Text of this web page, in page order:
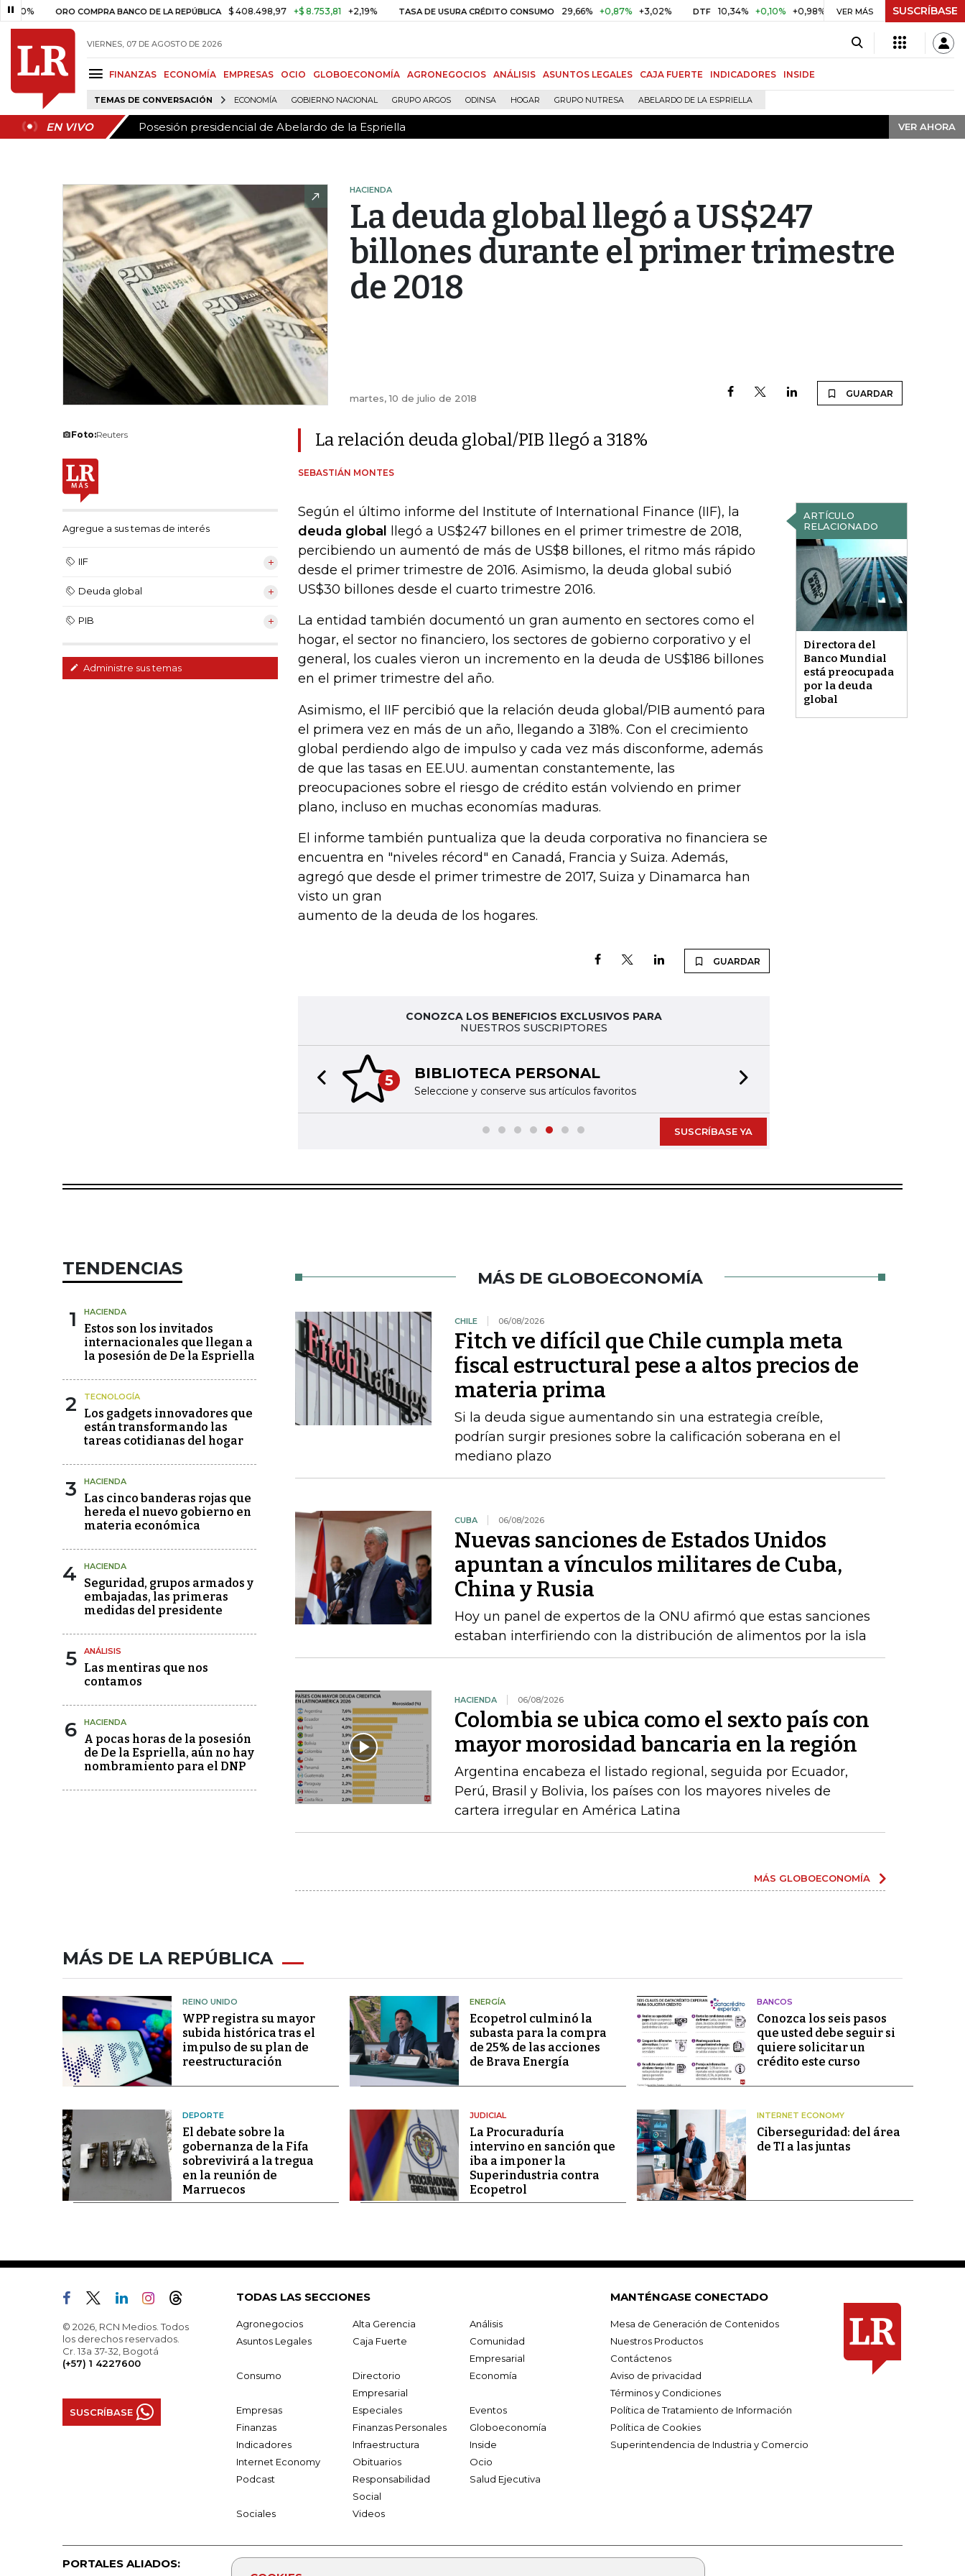
ORO COMPRA BANCO DE LA REPÚBLICA $ 408.498,97 +$ 8.753,81 +2,19% TASA DE USURA CRÉDITO CONSUMO 29,66% +0,87% +3,02% DTF 10,34% +0,10% +0,98% UVR $ 416,91 +$ 0,05 +0,01%
VER MÁS SUSCRÍBASE
VIERNES, 07 DE AGOSTO DE 2026
FINANZAS ECONOMÍA EMPRESAS OCIO GLOBOECONOMÍA AGRONEGOCIOS ANÁLISIS ASUNTOS LEGALES CAJA FUERTE INDICADORES INSIDE
TEMAS DE CONVERSACIÓN ECONOMÍA GOBIERNO NACIONAL GRUPO ARGOS ODINSA HOGAR GRUPO NUTRESA ABELARDO DE LA ESPRIELLA
EN VIVO Posesión presidencial de Abelardo de la Espriella VER AHORA
EN VIVO Posesión presidencial de Abelardo de la Espriella VER AHORA
HACIENDA
La deuda global llegó a US$247
billones durante el primer trimestre
de 2018
martes, 10 de julio de 2018 GUARDAR
Foto:Reuters
Agregue a sus temas de interés
IIF
Deuda global
PIB
Administre sus temas
La relación deuda global/PIB llegó a 318%
SEBASTIÁN MONTES
ARTÍCULO
RELACIONADO
Directora del
Banco Mundial
está preocupada
por la deuda
global
Según el último informe del Institute of International Finance (IIF), la
deuda global
llegó a US$247 billones en el primer trimestre de 2018,
percibiendo un aumentó de más de US$8 billones, el ritmo más rápido
desde el primer trimestre de 2016. Asimismo, la deuda global subió
US$30 billones desde el cuarto trimestre 2016.
La entidad también documentó un gran aumento en sectores como el
hogar, el sector no financiero, los sectores de gobierno corporativo y el
general, los cuales vieron un incremento en la deuda de US$186 billones
en el primer trimestre del año.
Asimismo, el IIF percibió que la relación deuda global/PIB aumentó para
el primera vez en más de un año, llegando a 318%. Con el crecimiento
global perdiendo algo de impulso y cada vez más disconforme, además
de que las tasas en EE.UU. aumentan constantemente, las
preocupaciones sobre el riesgo de crédito están volviendo en primer
plano, incluso en muchas economías maduras.
El informe también puntualiza que la deuda corporativa no financiera se
encuentra en "niveles récord" en Canadá, Francia y Suiza. Además,
agregó que desde el primer trimestre de 2017, Suiza y Dinamarca han
visto un gran
aumento de la deuda de los hogares.
GUARDAR
CONOZCA LOS BENEFICIOS EXCLUSIVOS PARA
NUESTROS SUSCRIPTORES
5 BIBLIOTECA PERSONAL
Seleccione y conserve sus artículos favoritos
Previous slide
SUSCRÍBASE YA
TENDENCIAS
1 HACIENDA
Estos son los invitados
internacionales que llegan a
la posesión de De la Espriella
2 TECNOLOGÍA
Los gadgets innovadores que
están transformando las
tareas cotidianas del hogar
3 HACIENDA
Las cinco banderas rojas que
hereda el nuevo gobierno en
materia económica
4 HACIENDA
Seguridad, grupos armados y
embajadas, las primeras
medidas del presidente
5 ANÁLISIS
Las mentiras que nos
contamos
6 HACIENDA
A pocas horas de la posesión
de De la Espriella, aún no hay
nombramiento para el DNP
MÁS DE GLOBOECONOMÍA
CHILE 06/08/2026
Fitch ve difícil que Chile cumpla meta
fiscal estructural pese a altos precios de
materia prima
Si la deuda sigue aumentando sin una estrategia creíble,
podrían surgir presiones sobre la calificación soberana en el
mediano plazo
CUBA 06/08/2026
Nuevas sanciones de Estados Unidos
apuntan a vínculos militares de Cuba,
China y Rusia
Hoy un panel de expertos de la ONU afirmó que estas sanciones
estaban interfiriendo con la distribución de alimentos por la isla
HACIENDA 06/08/2026
Colombia se ubica como el sexto país con
mayor morosidad bancaria en la región
Argentina encabeza el listado regional, seguida por Ecuador,
Perú, Brasil y Bolivia, los países con los mayores niveles de
cartera irregular en América Latina
MÁS GLOBOECONOMÍA
MÁS DE LA REPÚBLICA
REINO UNIDO
WPP registra su mayor
subida histórica tras el
impulso de su plan de
reestructuración
ENERGÍA
Ecopetrol culminó la
subasta para la compra
de 25% de las acciones
de Brava Energía
BANCOS
Conozca los seis pasos
que usted debe seguir si
quiere solicitar un
crédito este curso
DEPORTE
El debate sobre la
gobernanza de la Fifa
sobrevivirá a la tregua
en la reunión de
Marruecos
JUDICIAL
La Procuraduría
intervino en sanción que
iba a imponer la
Superindustria contra
Ecopetrol
INTERNET ECONOMY
Ciberseguridad: del área
de TI a las juntas
© 2026, RCN Medios. Todos
los derechos reservados.
Cr. 13a 37-32, Bogotá
(+57) 1 4227600
SUSCRÍBASE
TODAS LAS SECCIONES
Agronegocios Alta Gerencia
Análisis
Asuntos Legales
Caja Fuerte
Comunidad
Empresarial
Consumo
Directorio
Empresarial
Economía
Empresas Especiales
Eventos
Finanzas
Finanzas Personales
Globoeconomía
Indicadores
Infraestructura
Inside
Internet Economy
Obituarios
Ocio
Podcast
Responsabilidad
Social
Salud Ejecutiva
Sociales Videos
MANTÉNGASE CONECTADO
Mesa de Generación de Contenidos
Nuestros Productos
Contáctenos
Aviso de privacidad
Términos y Condiciones
Política de Tratamiento de Información
Política de Cookies
Superintendencia de Industria y Comercio
PORTALES ALIADOS: